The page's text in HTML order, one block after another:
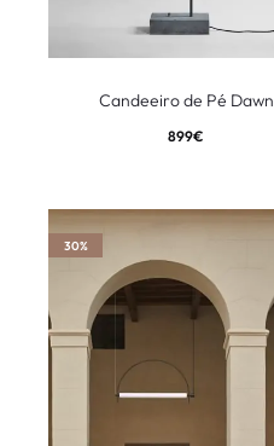
Candeeiro de Pé Dawn
899€
30%